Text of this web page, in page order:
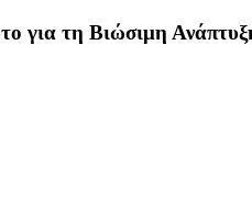
για τη Βιώσιμη